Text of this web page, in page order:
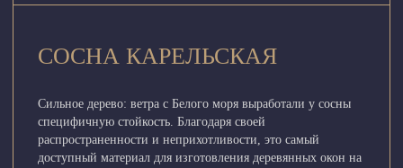
СОСНА КАРЕЛЬСКАЯ
Сильное дерево: ветра с Белого моря выработали у сосны
специфичную стойкость. Благодаря своей
распространенности и неприхотливости, это самый
доступный материал для изготовления деревянных окон на